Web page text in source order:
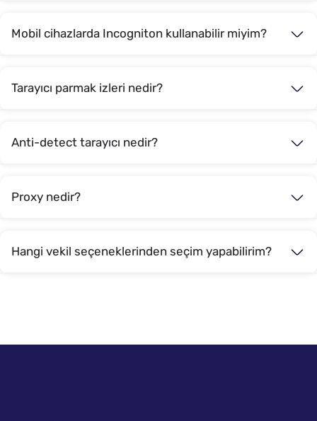
Mobil cihazlarda Incogniton kullanabilir miyim?
Tarayıcı parmak izleri nedir?
Anti-detect tarayıcı nedir?
Proxy nedir?
Hangi vekil seçeneklerinden seçim yapabilirim?